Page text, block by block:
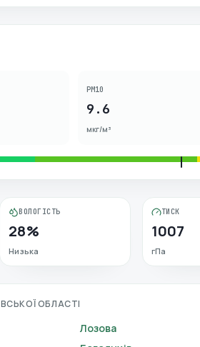
PM10
9.6
мкг/м³
ВОЛОГІСТЬ
28%
Низька
ТИСК
1007
гПа
ОБЛАСТІ
Лозова